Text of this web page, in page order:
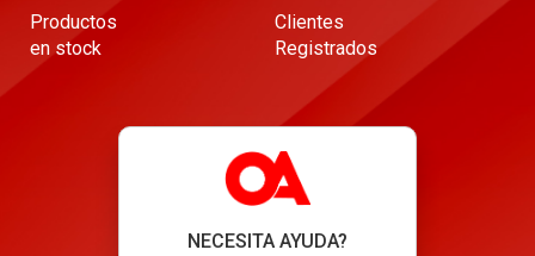
Productos
en stock
Clientes
Registrados
NECESITA AYUDA?